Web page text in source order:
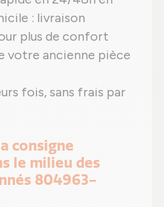
: livraison
plus de confort
votre ancienne pièce
fois, sans frais par
consigne
le milieu des
804963-